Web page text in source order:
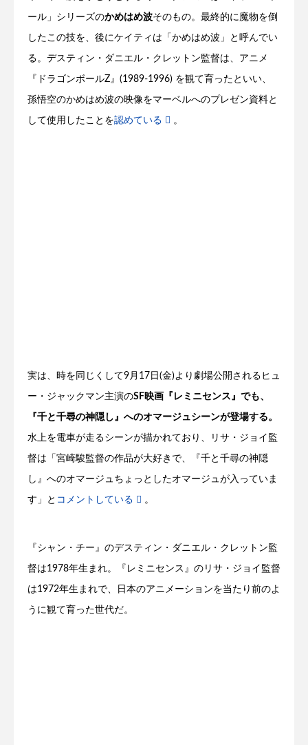
ール」シリーズのかめはめ波そのもの。最終的に魔物を倒
したこの技を、後にケイティは「かめはめ波」と呼んでい
る。デスティン・ダニエル・クレットン監督は、アニメ
『ドラゴンボールZ』(1989-1996) を観て育ったといい、
孫悟空のかめはめ波の映像をマーベルへのプレゼン資料と
して使用したことを認めている 。
実は、時を同じくして9月17日(金)より劇場公開されるヒュ
ー・ジャックマン主演のSF映画『レミニセンス』でも、
『千と千尋の神隠し』へのオマージュシーンが登場する。
水上を電車が走るシーンが描かれており、リサ・ジョイ監
督は「宮崎駿監督の作品が大好きで、『千と千尋の神隠
し』へのオマージュちょっとしたオマージュが入っていま
す」と コメントしている 。
『シャン・チー』のデスティン・ダニエル・クレットン監
督は1978年生まれ。『レミニセンス』のリサ・ジョイ監督
は1972年生まれで、日本のアニメーションを当たり前のよ
うに観て育った世代だ。